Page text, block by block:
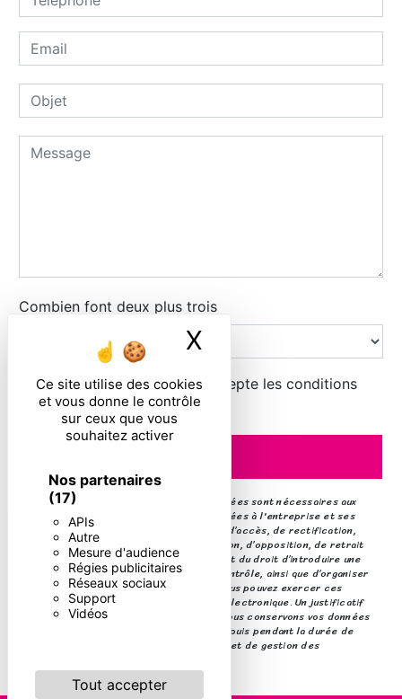
Ce site utilise des cookies
et vous donne le contrôle
sur ceux que vous
souhaitez activer
Nos partenaires
(17)
APIs
Autre
Mesure d'audience
Régies publicitaires
Réseaux sociaux
Support
Vidéos
Tout accepter
X Masquer le
Combien font deux plus trois
En cochant cette case, j'accepte les conditions
particulières ci-dessous **
** Les données personnelles communiquées sont nécessaires aux
fins de vous contacter. Elles sont destinées à l'entreprise et ses
sous-traitants. Vous disposez de droits d’accès, de rectification,
d’effacement, de portabilité, de limitation, d’opposition, de retrait
de votre consentement à tout moment et du droit d’introduire une
réclamation auprès d’une autorité de contrôle, ainsi que d’organiser
le sort de vos données post-mortem. Vous pouvez exercer ces
droits par voie postale ou par courrier électronique. Un justificatif
d'identité pourra vous être demandé. Nous conservons vos données
pendant la période de prise de contact puis pendant la durée de
prescription légale aux fins probatoires et de gestion des